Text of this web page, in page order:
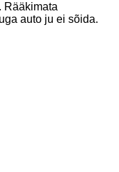
Rääkimata
auto ju ei sõida.